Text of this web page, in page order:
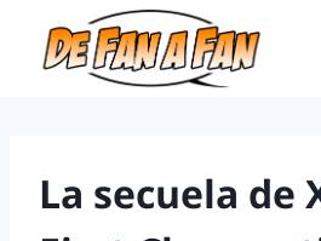
La secuela de